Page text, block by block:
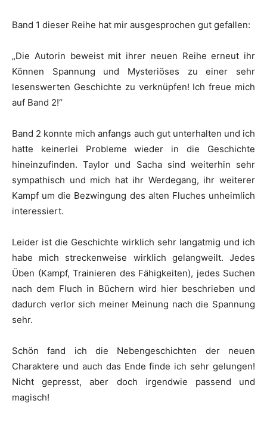
Band 1 dieser Reihe hat mir ausgesprochen gut gefallen:
„Die Autorin beweist mit ihrer neuen Reihe erneut ihr
Können Spannung und Mysteriöses zu einer sehr
lesenswerten Geschichte zu verknüpfen! Ich freue mich
auf Band 2!“
Band 2 konnte mich anfangs auch gut unterhalten und ich
hatte keinerlei Probleme wieder in die Geschichte
hineinzufinden. Taylor und Sacha sind weiterhin sehr
sympathisch und mich hat ihr Werdegang, ihr weiterer
Kampf um die Bezwingung des alten Fluches unheimlich
interessiert.
Leider ist die Geschichte wirklich sehr langatmig und ich
habe mich streckenweise wirklich gelangweilt. Jedes
Üben (Kampf, Trainieren des Fähigkeiten), jedes Suchen
nach dem Fluch in Büchern wird hier beschrieben und
dadurch verlor sich meiner Meinung nach die Spannung
sehr.
Schön fand ich die Nebengeschichten der neuen
Charaktere und auch das Ende finde ich sehr gelungen!
Nicht gepresst, aber doch irgendwie passend und
magisch!